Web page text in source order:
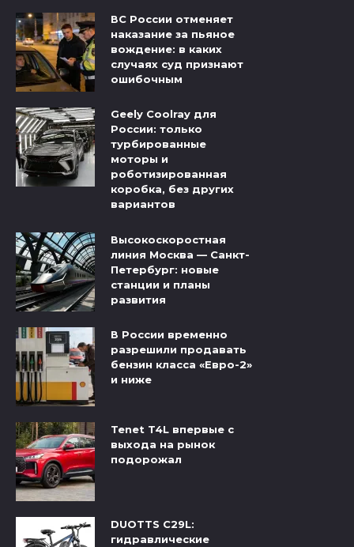
ВС России отменяет
наказание за пьяное
вождение: в каких
случаях суд признают
ошибочным
Geely Coolray для
России: только
турбированные
моторы и
роботизированная
коробка, без других
вариантов
Высокоскоростная
линия Москва — Санкт-
Петербург: новые
станции и планы
развития
В России временно
разрешили продавать
бензин класса «Евро-2»
и ниже
Tenet T4L впервые с
выхода на рынок
подорожал
DUOTTS C29L:
гидравлические